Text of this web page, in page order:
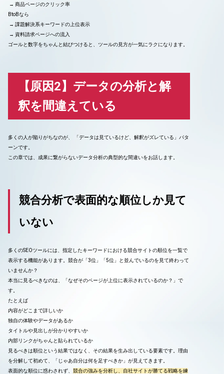
→ 商品ページのクリック率
BtoBなら
→ 課題解決系キーワードの上位表示
→ 資料請求ページへの流入
ゴールと数字をちゃんと結びつけると、ツールの見方が一気にラクになります。
【原因2】データの分析と解
釈を間違えている
多くの人が陥りがちなのが、 「データは見ているけど、解釈がズレている」パタ
ーンです。
この章では、成果に繋がらないデータ分析の典型的な間違いをお話します。
競合分析で表面的な順位しか見て
いない
多くのSEOツールには、指定したキーワードにおける競合サイトの順位を一覧で
表示する機能があります。競合が「3位」「5位」と並んでいるのを見て終わって
いませんか？
本当に見るべきなのは、「なぜそのページが上位に表示されているのか？」で
す。
たとえば
内容がどこまで詳しいか
独自の体験やデータがあるか
タイトルや見出しが分かりやすいか
内部リンクがちゃんと貼られているか
見るべきは順位という結果ではなく、その結果を生み出している要素です。理由
を分解して初めて、「じゃあ自分は何を足すべきか」が見えてきます。
表面的な順位に惑わされず、 競合の強みを分析し、自社サイトが勝てる戦略を練